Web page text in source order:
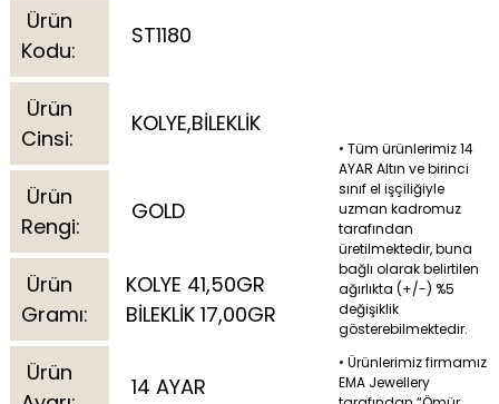
Ürün
Kodu:
ST1180
Ürün
Cinsi:
KOLYE,BİLEKLİK
Ürün
Rengi:
GOLD
Ürün
Gramı:
KOLYE 41,50GR
BİLEKLİK 17,00GR
Ürün
14 AYAR
• Tüm ürünlerimiz 14
AYAR Altın ve birinci
sınıf el işçiliğiyle
uzman kadromuz
tarafından
üretilmektedir, buna
bağlı olarak belirtilen
ağırlıkta (+/-) %5
değişiklik
gösterebilmektedir.
• Ürünlerimiz firmamız
EMA Jewellery